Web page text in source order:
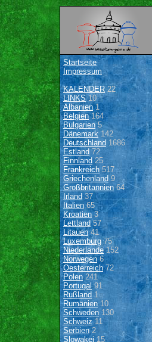
Startseite
Impressum
KALENDER22
LINKS10
Albanien1
Belgien164
Bulgarien 5
Dänemark142
Deutschland 1686
Estland 72
Finnland 25
Frankreich517
Griechenland9
Großbritannien64
Irland 37
Italien65
Kroatien3
Lettland57
Litauen41
Luxemburg 75
Niederlande152
Norwegen6
Oesterreich72
Polen 241
Portugal91
Rußland 1
Rumänien10
Schweden 130
Schweiz11
Serbien2
Slowakei15